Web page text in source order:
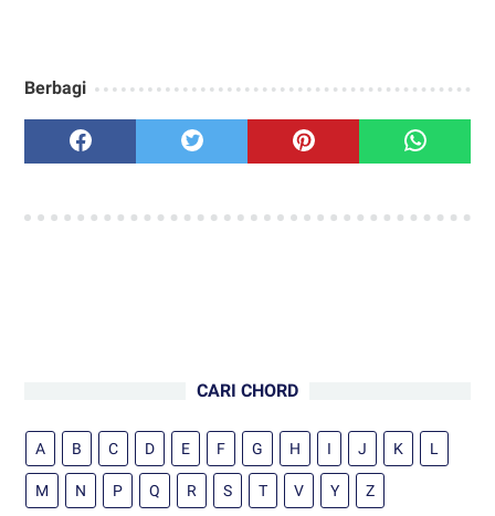
Berbagi
CARI CHORD
A B C D E F G H I J K L
M N P Q R S T V Y Z